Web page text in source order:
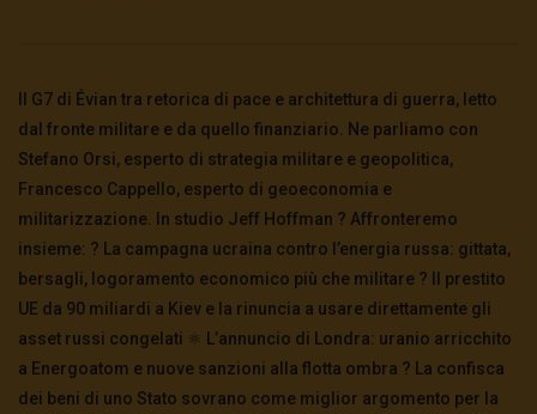
0
77 0 0
0
312 0
Il G7 di Évian tra retorica di pace e architettura di guerra, letto
dal fronte militare e da quello finanziario. Ne parliamo con
Stefano Orsi, esperto di strategia militare e geopolitica,
Francesco Cappello, esperto di geoeconomia e
militarizzazione. In studio Jeff Hoffman ? Affronteremo
insieme: ?️ La campagna ucraina contro l’energia russa: gittata,
bersagli, logoramento economico più che militare ? Il prestito
UE da 90 miliardi a Kiev e la rinuncia a usare direttamente gli
asset russi congelati ⚛️ L’annuncio di Londra: uranio arricchito
a Energoatom e nuove sanzioni alla flotta ombra ? La confisca
dei beni di uno Stato sovrano come miglior argomento per la